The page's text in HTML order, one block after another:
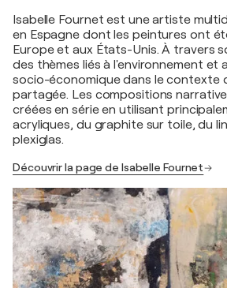
Isabelle Fournet est une artiste
en Espagne dont les peintures ont
Europe et aux États-Unis. À travers
des thèmes liés à l'environnement et
socio-économique dans le contexte
partagée. Les compositions
créées en série en utilisant
acryliques, du graphite sur toile, du
plexiglas.
Découvrir la page de Isabelle Fournet